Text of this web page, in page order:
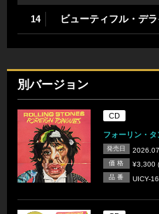
14 ビューティフル・デ
別バージョン
CD
フォーリン・
発売日
価 格 ¥3,300
品 番 UICY-